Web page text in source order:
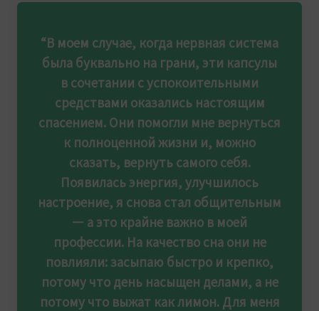
“В моем случае, когда нервная система
была буквально на грани, эти капсулы
в сочетании с успокоительными
средствами оказались настоящим
спасением. Они помогли мне вернуться
к полноценной жизни и, можно
сказать, вернуть самого себя.
Появилась энергия, улучшилось
настроение, я снова стал общительным
— а это крайне важно в моей
профессии. На качество сна они не
повлияли: засыпаю быстро и крепко,
потому что день насыщен делами, а не
потому что выжат как лимон. Для меня